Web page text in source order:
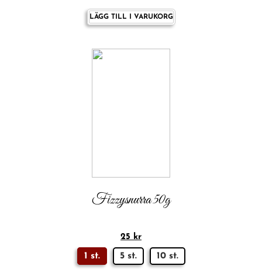
LÄGG TILL I VARUKORG
Fizzysnurra 50g
25 kr
1 st. 5 st. 10 st.